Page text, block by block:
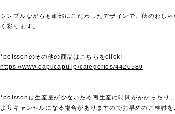
シンプルながらも細部にこだわったデザインで、秋のおしゃ
く彩ります。
*poissonのその他の商品はこちらをclick!
https://www.capucapu.jp/categories/4420580
*poissonは生産量が少ないため再生産に時間がかかったり
よりキャンセルになる場合がありますのでお早めのご検討を